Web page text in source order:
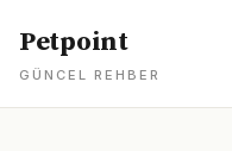
Petpoint
GÜNCEL REHBER